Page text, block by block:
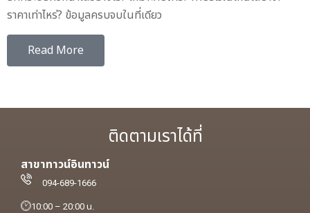
ราคาเท่าไหร่? ข้อมูลครบจบในที่เดียว
Read More
ติดตามเราได้ที่
สาขาทาวน์อินทาวน์
094-689-1666
10:00 – 20:00 น.